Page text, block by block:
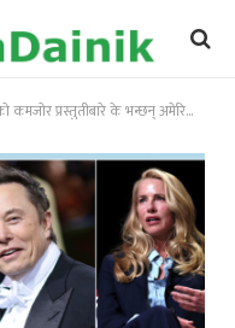
प्रस्तुतीबारे के भन्छन् अमेरिकी अर्बपतिहरु ?